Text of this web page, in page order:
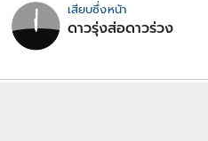
เสียบซึ่งหน้า
ดาวรุ่งส่อดาวร่วง